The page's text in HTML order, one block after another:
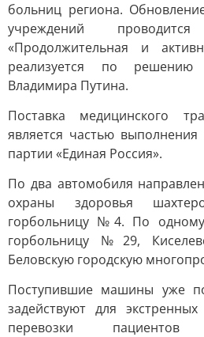
больниц региона.
учреждений
«Продолжительная и
реализуется по решению
Владимира Путина.
Поставка медицинского
является частью
партии «Единая Россия».
По два автомобиля
охраны здоровья
горбольницу №4. По
горбольницу №29,
Беловскую городскую
Поступившие машины уже
задействуют для
перевозки